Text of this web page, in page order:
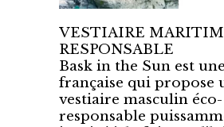
VESTIAIRE
RESPONSABLE
Bask in the Sun est
française qui propose
vestiaire masculin éco-
responsable